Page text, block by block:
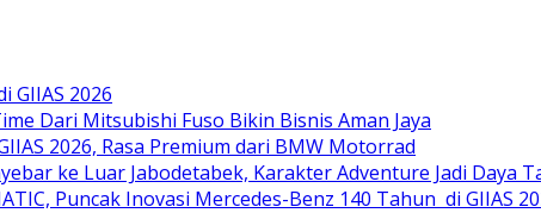
GIIAS 2026
Dari Mitsubishi Fuso Bikin Bisnis Aman Jaya
2026, Rasa Premium dari BMW Motorrad
ke Luar Jabodetabek, Karakter Adventure Jadi Daya
Puncak Inovasi Mercedes-Benz 140 Tahun di GIIAS